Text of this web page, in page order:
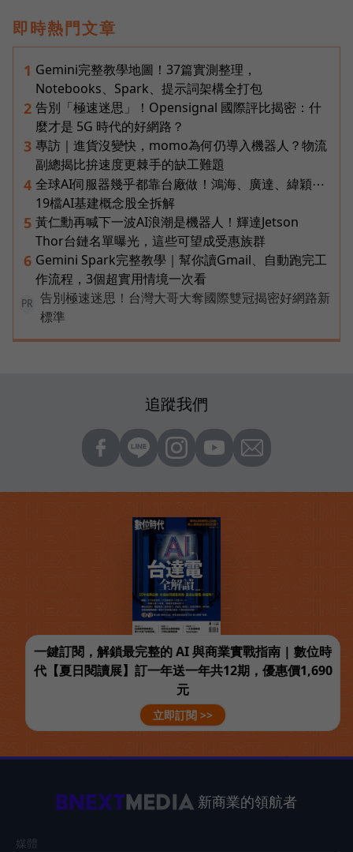
即時熱門文章
1 Gemini完整教學地圖！37篇實測整理，
Notebooks、Spark、提示詞架構全打包
2 告別「極速迷思」！Opensignal 國際評比揭密：什
麼才是 5G 時代的好網路？
3 專訪｜進貨沒變快，momo為何仍導入機器人？物流
副總揭比拚速度更棘手的缺工難題
4 全球AI伺服器幾乎都靠台廠做！鴻海、廣達、緯穎⋯
19檔AI基建概念股全拆解
5 黃仁勳再喊下一波AI浪潮是機器人！輝達Jetson
Thor台鏈名單曝光，這些可望成受惠族群
6 Gemini Spark完整教學｜幫你讀Gmail、自動跑完工
作流程，3個超實用情境一次看
PR
告別極速迷思！台灣大哥大奪國際雙冠揭密好網路新
標準
追蹤我們
一鍵訂閱，解鎖最完整的 AI 與商業實戰指南 | 數位時
代【夏日閱讀展】訂一年送一年共12期，優惠價1,690
元
立即訂閱 >>
新商業的領航者
媒體